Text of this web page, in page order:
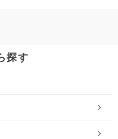
探す